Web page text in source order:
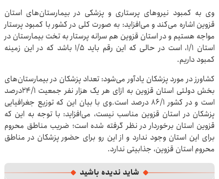
وی به کمبود نیروهای پرستاری و پزشکی در بیمارستان‌های استان
قزوین اشاره می‌کند و می‌افزاید: به صورت کلی در کشور با کمبود پرستار
مواجه هستیم و در استان قزوین هم سرانه پرستار به تخت بیمارستان در
استان 1/1، است در حالی که این رقم باید 1/5 باشد که در این زمینه
کمبود داریم.
کشاورز در مورد پزشکان یادآور می‌شود: تعداد پزشکان در بیمارستان‌های
بخش دولتی استان قزوین به ازای هر یک هزار نفر جمعیت 24/1درصد
است و در کشور 86/1 درصد است.وی با بیان این که توزیع جغرافیایی
پزشکان در استان قزوین مناسب نیست، می‌افزاید: با توجه به این که
قزوین استان برخوردار در نظر گرفته شده است؛ ضریب مناطق محروم
برای این استان وجود ندارد و از این رو برای حضور پزشکان در مناطق
محروم استان قزوین، جذابیتی ندارد.
شاید ندیده باشید